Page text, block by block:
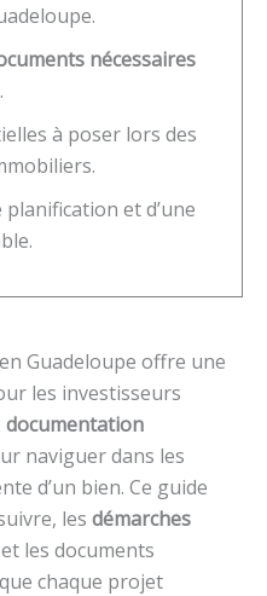
nécessaires
à poser lors des
planification et d’une
en Guadeloupe offre une
les investisseurs
documentation
naviguer dans les
d’un bien. Ce guide
les démarches
les documents
chaque projet